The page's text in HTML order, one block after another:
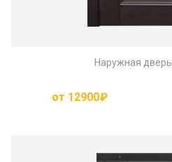
Наружная дверь
от 12900₽